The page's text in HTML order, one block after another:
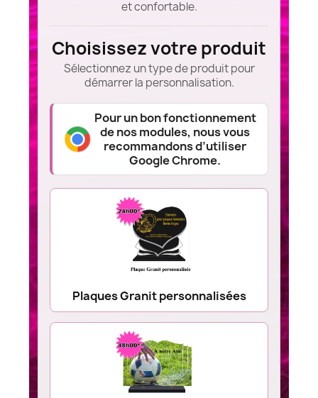
et confortable.
Choisissez votre produit
Sélectionnez un type de produit pour
démarrer la personnalisation.
Pour un bon fonctionnement
de nos modules, nous vous
recommandons d’utiliser
Google Chrome.
Plaques Granit personnalisées